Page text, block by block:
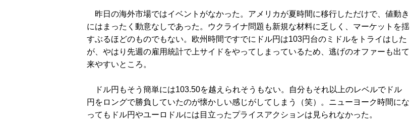
昨日の海外市場ではイベントがなかった。アメリカが夏時間に移行しただけで、値動き
にはまったく動意なしであった。ウクライナ問題も新規な材料に乏しく、マーケットを揺
すぶるほどのものでもない。欧州時間ですでにドル円は103円台のミドルをトライはした
が、やはり先週の雇用統計で上サイドをやってしまっているため、逃げのオファーも出て
来やすいところ。
ドル円もそう簡単には103.50を越えられそうもない。自分もそれ以上のレベルでドル
円をロングで勝負していたのが懐かしい感じがしてしまう（笑）。ニューヨーク時間にな
ってもドル円やユーロドルには目立ったプライスアクションは見られなかった。